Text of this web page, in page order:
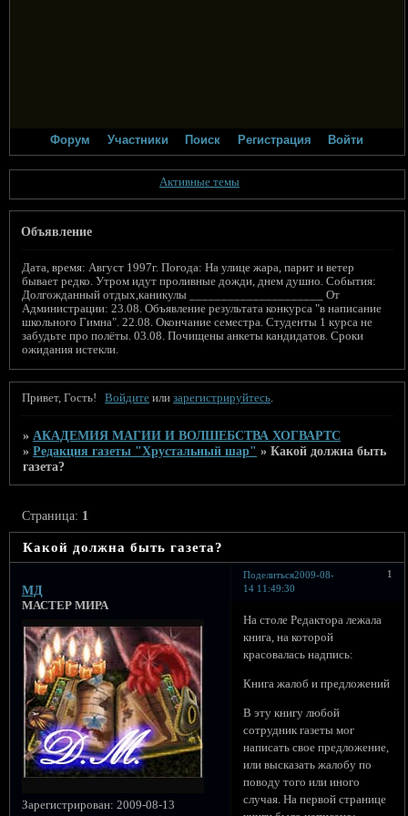
Форум Участники Поиск Регистрация Войти
Активные темы
Объявление
Дата, время: Август 1997г. Погода: На улице жара, парит и ветер
бывает редко. Утром идут проливные дожди, днем душно. События:
Долгожданный отдых,каникулы _____________________ От
Администрации: 23.08. Объявление результата конкурса "в написание
школьного Гимна". 22.08. Окончание семестра. Студенты 1 курса не
забудьте про полёты. 03.08. Почищены анкеты кандидатов. Сроки
ожидания истекли.
Привет, Гость! Войдите илизарегистрируйтесь.
» АКАДЕМИЯ МАГИИ И ВОЛШЕБСТВА ХОГВАРТС
»Редакция газеты "Хрустальный шар" »Какой должна быть
газета?
Какой должна быть газета?
Страница: 1
Поделиться 1
2009-08-
14 11:49:30
МД
МАСТЕР МИРА
Зарегистрирован: 2009-08-13
На столе Редактора лежала
книга, на которой
красовалась надпись:
Книга жалоб и предложений
В эту книгу любой
сотрудник газеты мог
написать свое предложение,
или высказать жалобу по
поводу того или иного
случая. На первой странице